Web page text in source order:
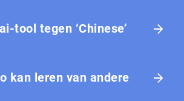
tool tegen ‘Chinese’
kan leren van andere